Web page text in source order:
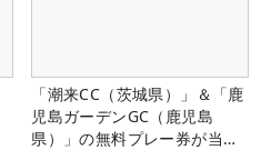
「潮来CC（茨城県）」＆「鹿
児島ガーデンGC（鹿児島
県）」の無料プレー券が当た